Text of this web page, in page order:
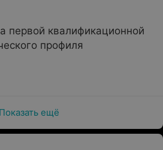
первой квалификационной
профиля
Показать ещё